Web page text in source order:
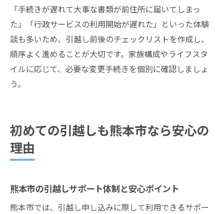
「手続きが遅れて大事な書類が前住所に届いてしまっ
た」「行政サービスの利用開始が遅れた」といった体験
談も多いため、引越し前後のチェックリストを作成し、
順序よく進めることが大切です。家族構成やライフスタ
イルに応じて、必要な変更手続きを個別に確認しましょ
う。
初めての引越しも熊本市なら安心の
理由
熊本市の引越しサポート体制と安心ポイント
熊本市では、引越し申し込みに際して利用できるサポー